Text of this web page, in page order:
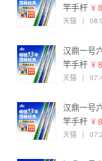
竿手杆 ¥
天猫 |
汉鼎一号
竿手杆 ¥
天猫 |
汉鼎一号
竿手杆 ¥
天猫 |